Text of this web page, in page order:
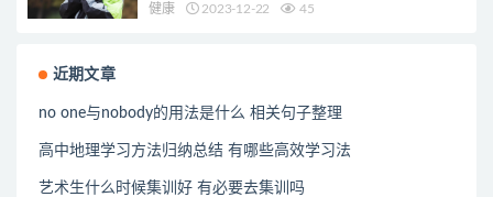
健康 2023-12-22 45
近期文章
no one与nobody的用法是什么 相关句子整理
高中地理学习方法归纳总结 有哪些高效学习法
艺术生什么时候集训好 有必要去集训吗